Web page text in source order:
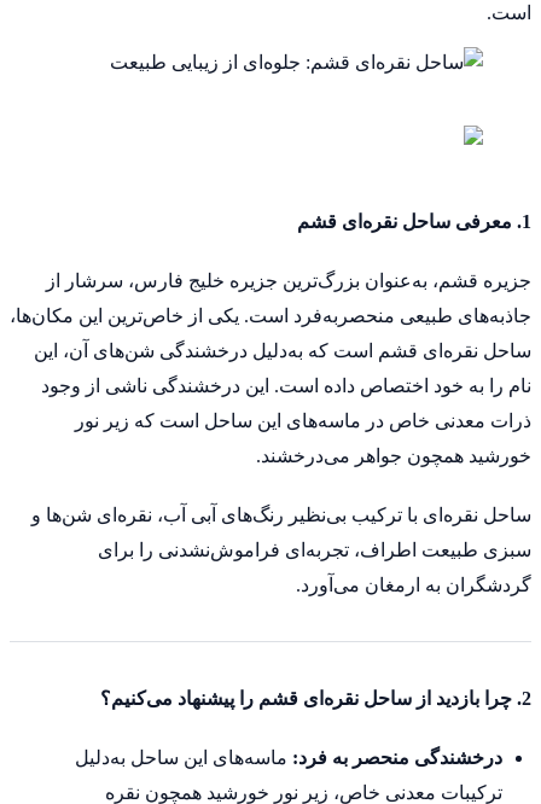
است.
1. معرفی ساحل نقره‌ای قشم
جزیره قشم، به‌عنوان بزرگ‌ترین جزیره خلیج فارس، سرشار از
جاذبه‌های طبیعی منحصربه‌فرد است. یکی از خاص‌ترین این مکان‌ها،
ساحل نقره‌ای قشم است که به‌دلیل درخشندگی شن‌های آن، این
نام را به خود اختصاص داده است. این درخشندگی ناشی از وجود
ذرات معدنی خاص در ماسه‌های این ساحل است که زیر نور
خورشید همچون جواهر می‌درخشند.
ساحل نقره‌ای با ترکیب بی‌نظیر رنگ‌های آبی آب، نقره‌ای شن‌ها و
سبزی طبیعت اطراف، تجربه‌ای فراموش‌نشدنی را برای
گردشگران به ارمغان می‌آورد.
2. چرا بازدید از ساحل نقره‌ای قشم را پیشنهاد می‌کنیم؟
درخشندگی منحصر به فرد: ماسه‌های این ساحل به‌دلیل
ترکیبات معدنی خاص، زیر نور خورشید همچون نقره